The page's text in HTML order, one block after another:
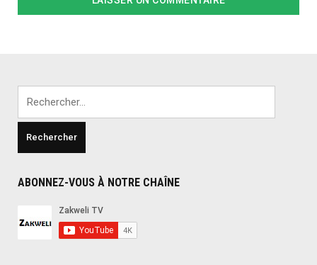
ABONNEZ-VOUS À NOTRE CHAÎNE